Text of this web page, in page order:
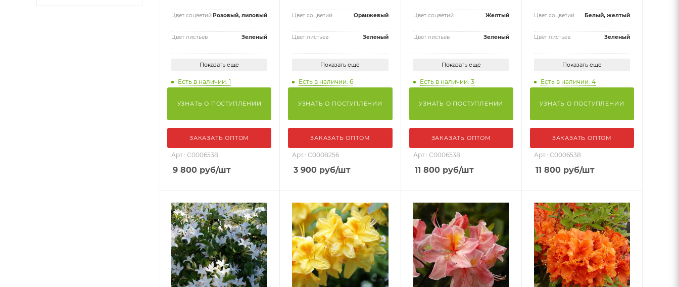
Цвет соцветий Розовый, лиловый
Цвет листьев Зеленый
Показать еще
Есть в наличии: 1
УЗНАТЬ О ПОСТУПЛЕНИИ
ЗАКАЗАТЬ ОПТОМ
Арт.: С0006538
9 800 руб/шт
Цвет соцветий Оранжевый
Цвет листьев Зеленый
Показать еще
Есть в наличии: 6
УЗНАТЬ О ПОСТУПЛЕНИИ
ЗАКАЗАТЬ ОПТОМ
Арт.: С0008256
3 900 руб/шт
Цвет соцветий Желтый
Цвет листьев Зеленый
Показать еще
Есть в наличии: 3
УЗНАТЬ О ПОСТУПЛЕНИИ
ЗАКАЗАТЬ ОПТОМ
Арт.: С0006538
11 800руб/шт
Цвет соцветий Белый, желтый
Цвет листьев Зеленый
Показать еще
Есть в наличии: 4
УЗНАТЬ О ПОСТУПЛЕНИИ
ЗАКАЗАТЬ ОПТОМ
Арт.: С0006538
11 800руб/шт